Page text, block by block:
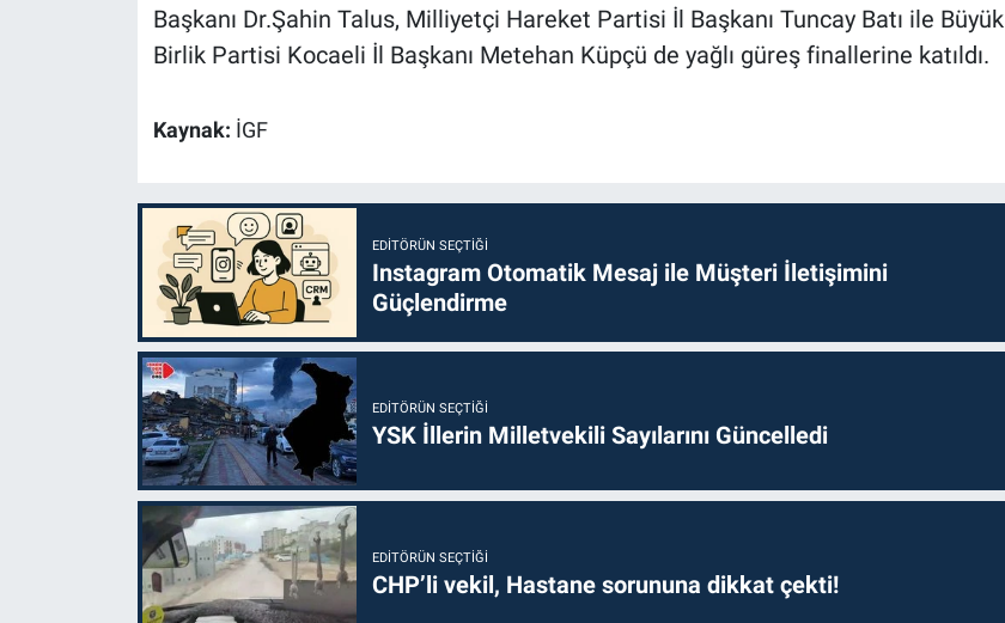
Başkanı Dr.Şahin Talus, Milliyetçi Hareket Partisi İl Başkanı Tuncay Batı ile Büyük
Birlik Partisi Kocaeli İl Başkanı Metehan Küpçü de yağlı güreş finallerine katıldı.
Kaynak: İGF
EDITÖRÜN SEÇTIĞI
Instagram Otomatik Mesaj ile Müşteri İletişimini
Güçlendirme
EDITÖRÜN SEÇTIĞI
YSK İllerin Milletvekili Sayılarını Güncelledi
EDITÖRÜN SEÇTIĞI
CHP’li vekil, Hastane sorununa dikkat çekti!